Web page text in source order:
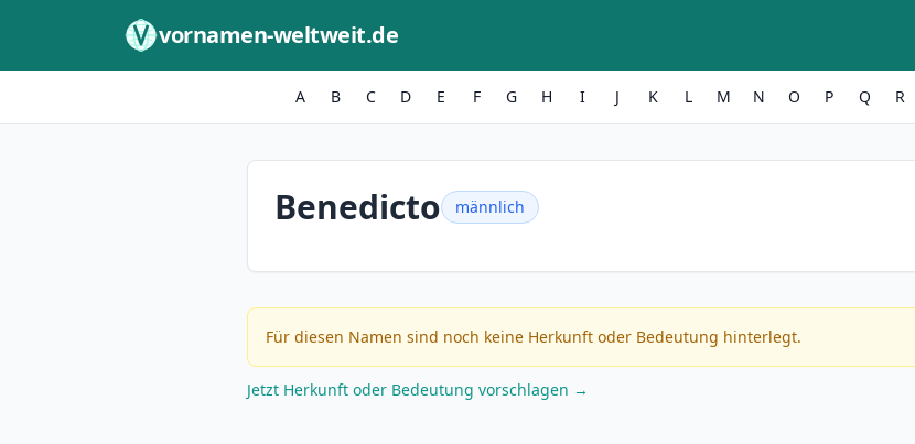
vornamen-weltweit.de
A B C D E F G H I J K L M N O P Q R
Benedicto männlich
Für diesen Namen sind noch keine Herkunft oder Bedeutung hinterlegt.
Jetzt Herkunft oder Bedeutung vorschlagen →